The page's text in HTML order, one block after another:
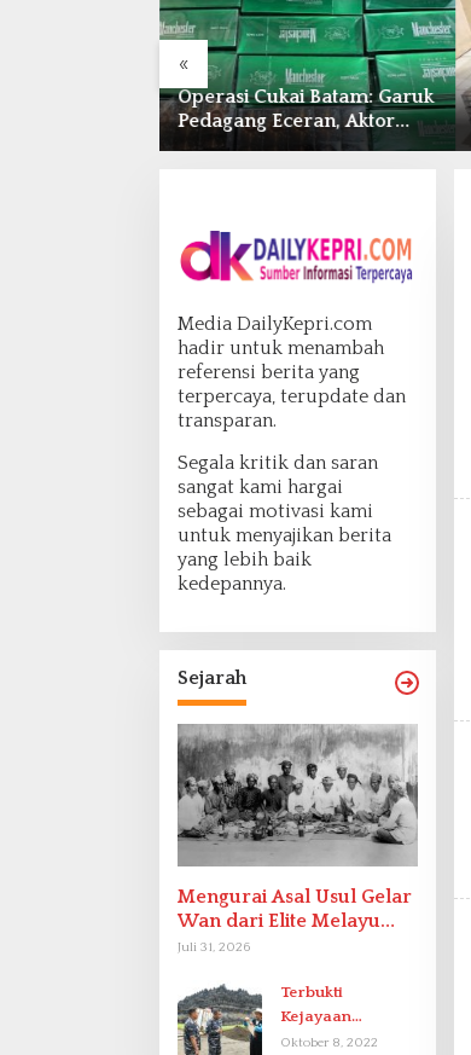
«
Operasi Cukai Batam: Garuk
Pedagang Eceran, Aktor
Intelektual Rokok Ilegal Tak
Media DailyKepri.com
hadir untuk menambah
referensi berita yang
terpercaya, terupdate dan
transparan.
Segala kritik dan saran
sangat kami hargai
sebagai motivasi kami
untuk menyajikan berita
yang lebih baik
kedepannya.
Sejarah
Mengurai Asal Usul Gelar
Wan dari Elite Melayu
Hingga Populer di
Juli 31, 2026
Terbukti
Kejayaan
Indonesia pada
Oktober 8, 2022